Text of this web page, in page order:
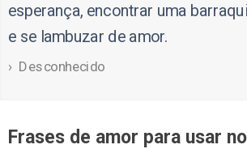
esperança, encontrar uma
e se lambuzar de amor.
Desconhecido
Frases de amor para usar